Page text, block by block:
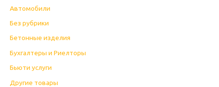
Автомобили
Без рубрики
Бетонные изделия
Бухгалтеры и Риелторы
Бьюти услуги
Другие товары